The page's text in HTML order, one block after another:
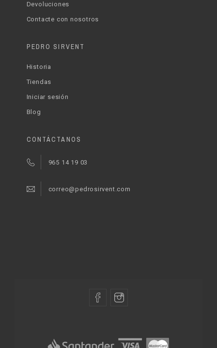
Devoluciones
Contacte con nosotros
PEDRO SIRVENT
Historia
Tiendas
Iniciar sesión
Blog
CONTÁCTANOS
965 14 19 03
correo@pedrosirvent.com